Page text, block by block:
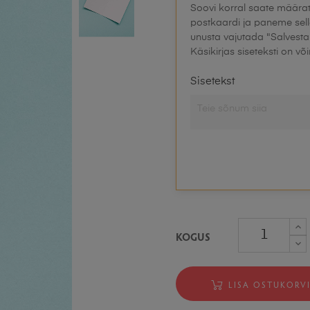
Soovi korral saate
postkaardi ja paneme
unusta vajutada
Käsikirjas siseteksti on
Sisetekst
KOGUS
LISA OSTUKORVI